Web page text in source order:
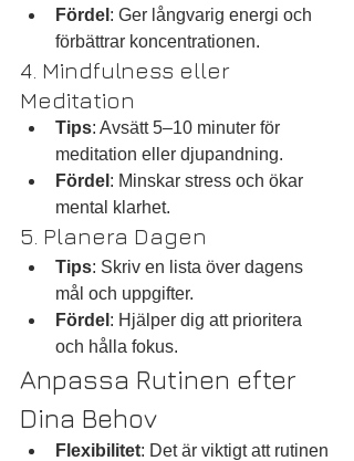
Fördel : Ger långvarig energi och
förbättrar koncentrationen.
4. Mindfulness eller
Meditation
Tips: Avsätt 5–10 minuter för
meditation eller djupandning.
Fördel : Minskar stress och ökar
mental klarhet.
5. Planera Dagen
Tips: Skriv en lista över dagens
mål och uppgifter.
Fördel : Hjälper dig att prioritera
och hålla fokus.
Anpassa Rutinen efter
Dina Behov
Flexibilitet: Det är viktigt att rutinen